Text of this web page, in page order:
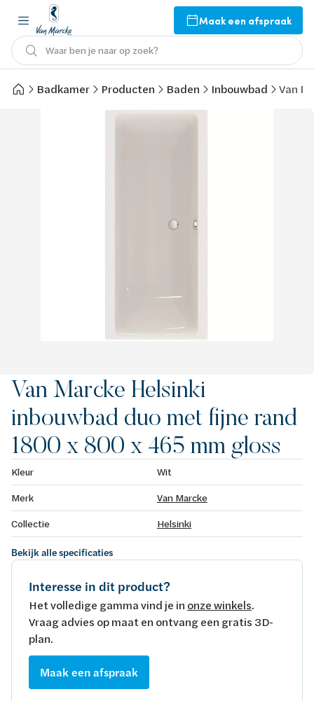
Maak een afspraak
Waar ben je naar op zoek?
Badkamer Producten Baden Inbouwbad Van
Van Marcke Helsinki
inbouwbad duo met fijne rand
1800 x 800 x 465 mm gloss
Kleur
Wit
Merk
Van Marcke
Collectie
Helsinki
Bekijk alle specificaties
Interesse in dit product?
Het volledige gamma vind je in onze winkels.
Vraag advies op maat en ontvang een gratis 3D-
plan.
Maak een afspraak